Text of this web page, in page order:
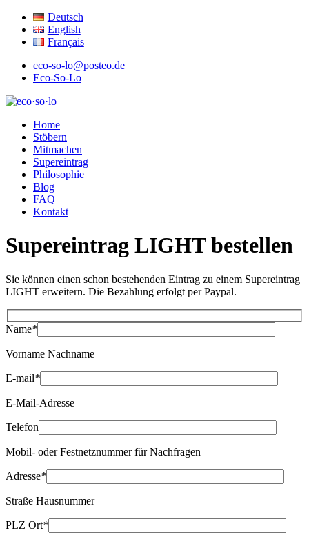
Deutsch
English
Français
eco-so-lo@posteo.de
Eco-So-Lo
eco·so·lo
Home
Stöbern
Mitmachen
Supereintrag
Philosophie
Blog
FAQ
Kontakt
Supereintrag LIGHT bestellen
Sie können einen schon bestehenden Eintrag zu einem Supereintrag
LIGHT erweitern. Die Bezahlung erfolgt per Paypal.
Name*
Vorname Nachname
E-mail*
E-Mail-Adresse
Telefon
Mobil- oder Festnetznummer für Nachfragen
Adresse*
Straße Hausnummer
PLZ Ort*